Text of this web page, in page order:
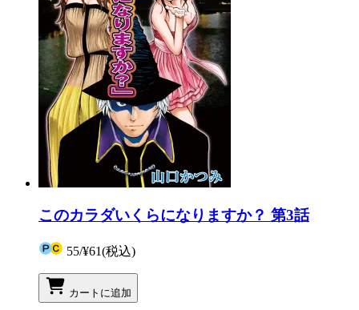
このカラダいくらになりますか？ 第3話
55/¥61(税込)
カートに追加